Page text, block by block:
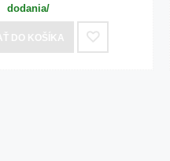
oceľ
oceľ
dodania/
DO KOŠÍKA